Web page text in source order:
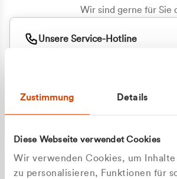
Zustimmung Details
Diese Webseite verwendet Cookies
Wir verwenden Cookies, um Inhalte
zu personalisieren, Funktionen für
Wir sind gerne für Sie
Unsere Service-Hotline
+49 177 8376058